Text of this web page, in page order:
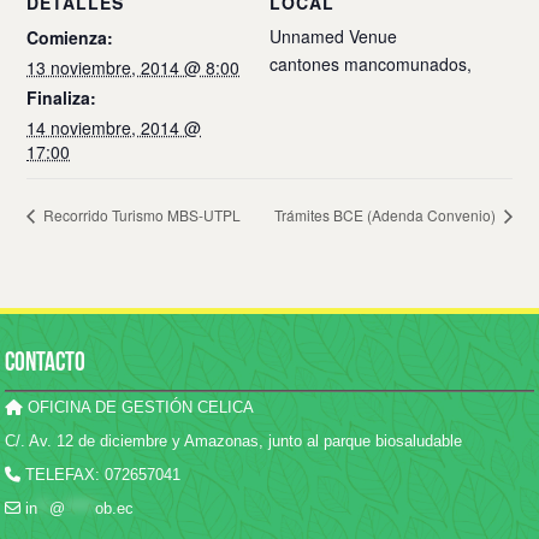
Comienza:
13 noviembre, 2014 @ 8:00
Finaliza:
14 noviembre, 2014 @
17:00
Unnamed Venue
cantones mancomunados,
Recorrido Turismo MBS-UTPL Trámites BCE (Adenda Convenio)
CONTACTO
OFICINA DE GESTIÓN CELICA
C/. Av. 12 de diciembre y Amazonas, junto al parque biosaludable
TELEFAX: 072657041
in
@ *****ob.ec